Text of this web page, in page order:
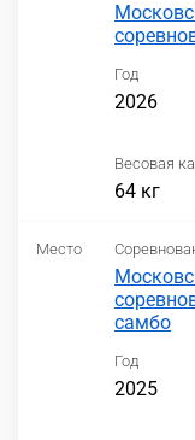
Год
2026
Весовая
64 кг
Место
самбо
Год
2025